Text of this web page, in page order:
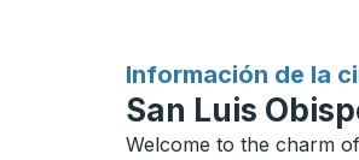
Información de la
para
San Luis
Welcome to the charm